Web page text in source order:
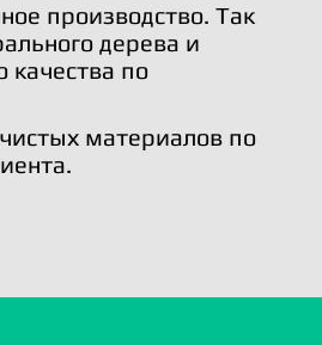
производство. Так
дерева и
качества по
материалов по